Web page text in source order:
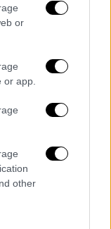
or
app.
other
τρόπο τη
δεν είναι
στιγμές.
μείνει
του
των
μας δεν
Όπως είπα